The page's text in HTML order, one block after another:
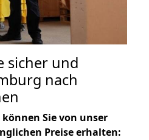
sicher und
nach
Sie von unser
Preise erhalten: